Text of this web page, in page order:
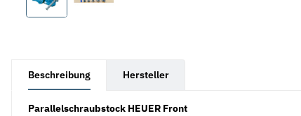
Beschreibung Hersteller
Parallelschraubstock HEUER Front